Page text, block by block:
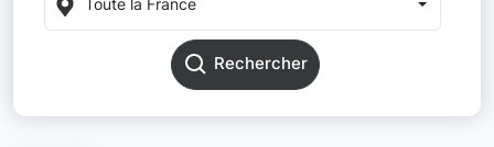
Toute la France
Rechercher